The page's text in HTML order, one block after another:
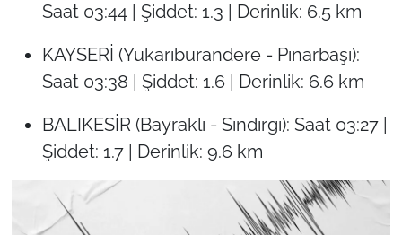
Saat 03:44 | Şiddet: 1.3 | Derinlik: 6.5 km
KAYSERİ (Yukarıburandere - Pınarbaşı):
Saat 03:38 | Şiddet: 1.6 | Derinlik: 6.6 km
BALIKESİR (Bayraklı - Sındırgı): Saat 03:27 |
Şiddet: 1.7 | Derinlik: 9.6 km